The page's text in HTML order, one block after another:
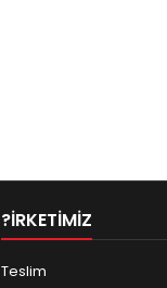
?IRKETIMIZ
Teslim